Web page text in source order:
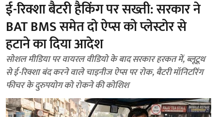
ई-रिक्शा बैटरी हैकिंग पर सख्ती: सरकार ने
BAT BMS समेत दो ऐप्स को प्लेस्टोर से
हटाने का दिया आदेश
सोशल मीडिया पर वायरल वीडियो के बाद सरकार हरकत में, ब्लूटूथ
से ई-रिक्शा बंद करने वाले चाइनीज ऐप्स पर रोक, बैटरी मॉनिटरिंग
फीचर के दुरुपयोग को रोकने की कोशिश